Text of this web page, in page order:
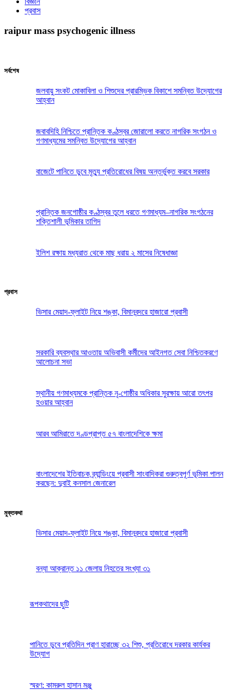
প্রবাস
raipur mass psychogenic illness
সর্বশেষ
জলবায়ু সংকট মোকাবিলা ও শিশুদের প্রারম্ভিক বিকাশে সমন্বিত উদ্যোগের
আহ্বান
জবাবদিহি নিশ্চিতে প্রান্তিক কণ্ঠস্বর জোরালো করতে নাগরিক সংগঠন ও
গণমাধ্যমের সমন্বিত উদ্যোগের আহ্বান
বাজেটে পানিতে ডুবে মৃত্যু প্রতিরোধের বিষয় অন্তর্ভুক্ত করবে সরকার
প্রান্তিক জনগোষ্ঠীর কণ্ঠস্বর তুলে ধরতে গণমাধ্যম–নাগরিক সংগঠনের
শক্তিশালী ভূমিকার তাগিদ
ইলিশ রক্ষায় মধ্যরাত থেকে মাছ ধরায় ২ মাসের নিষেধাজ্ঞা
প্রবাস
ভিসার মেয়াদ-ফ্লাইট নিয়ে শঙ্কা, বিমানবন্দরে হাজারো প্রবাসী
সরকারি ব্যবস্থার আওতায় অভিবাসী কর্মীদের আইনগত সেবা নিশ্চিতকরণে
আলোচনা সভা
স্থানীয় গণমাধ্যমকে প্রান্তিক নৃ-গোষ্ঠীর অধিকার সুরক্ষায় আরো তৎপর
হওয়ার আহ্বান
আরব আমিরাতে দণ্ডপ্রাপ্ত ৫৭ বাংলাদেশিকে ক্ষমা
বাংলাদেশের ইতিবাচক ব্র্যান্ডিংয়ে প্রবাসী সাংবাদিকরা গুরুত্বপূর্ণ ভূমিকা পালন
করছেন: দুবাই কনসাল জেনারেল
মুক্তকথা
ভিসার মেয়াদ-ফ্লাইট নিয়ে শঙ্কা, বিমানবন্দরে হাজারো প্রবাসী
বন্যা আক্রান্ত ১১ জেলায় নিহতের সংখ্যা ৩১
রূপকথাদের ছুটি
পানিতে ডুবে প্রতিদিন প্রাণ হারাচ্ছে ৩২ শিশু, প্রতিরোধে দরকার কার্যকর
উদ্যোগ
স্মরণ: কামরুল হাসান মঞ্জু